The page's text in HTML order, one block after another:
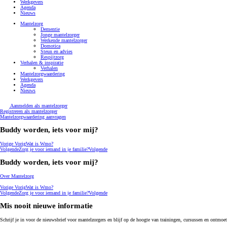
Werkgevers
Agenda
Nieuws
Mantelzorg
Dementie
Jonge mantelzorger
Werkende mantelzorger
Domotica
Steun en advies
Respijtzorg
Verhalen & inspiratie
Verhalen
Mantelzorgwaardering
Werkgevers
Agenda
Nieuws
Aanmelden als mantelzorger
Registreren als mantelzorger
Mantelzorgwaardering aanvragen
Buddy worden, iets voor mij?
Vorige VorigWat is Wmo?
VolgendeZorg je voor iemand in je familie?Volgende
Buddy worden, iets voor mij?
Over Mantelzorg
Vorige VorigWat is Wmo?
VolgendeZorg je voor iemand in je familie?Volgende
Mis nooit nieuwe informatie
Schrijf je in voor de nieuwsbrief voor mantelzorgers en blijf op de hoogte van trainingen, cursussen en